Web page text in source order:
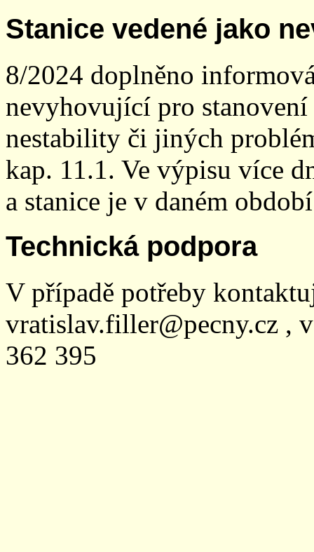
Stanice vedené jako
8/2024 doplněno
nevyhovující pro
nestability či jiných
kap. 11.1. Ve výpisu více
a stanice je v daném
Technická podpora
V případě potřeby
vratislav.filler@pecny.cz ,
362 395